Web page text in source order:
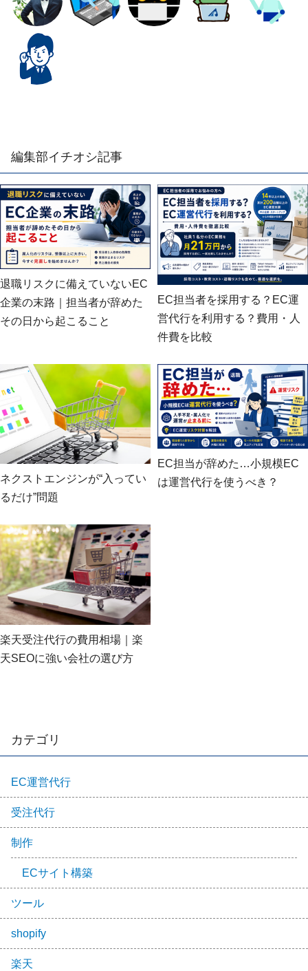
編集部イチオシ記事
退職リスクに備えていないEC
企業の末路｜担当者が辞めた
その日から起こること
EC担当者を採用する？EC運
営代行を利用する？費用・人
件費を比較
ネクストエンジンが“入ってい
るだけ”問題
EC担当が辞めた…小規模EC
は運営代行を使うべき？
楽天受注代行の費用相場｜楽
天SEOに強い会社の選び方
カテゴリ
EC運営代行
受注代行
制作
ECサイト構築
ツール
shopify
楽天